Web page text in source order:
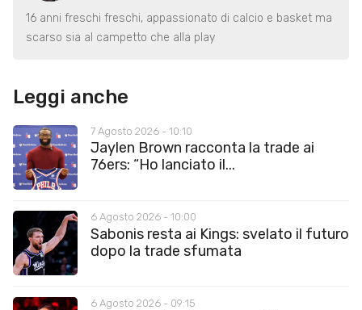
16 anni freschi freschi, appassionato di calcio e basket ma
scarso sia al campetto che alla play
Leggi anche
7 Agosto 2026 - 10:10
Jaylen Brown racconta la trade ai
76ers: “Ho lanciato il...
6 Agosto 2026 - 10:00
Sabonis resta ai Kings: svelato il futuro
dopo la trade sfumata
6 Agosto 2026 - 09:15